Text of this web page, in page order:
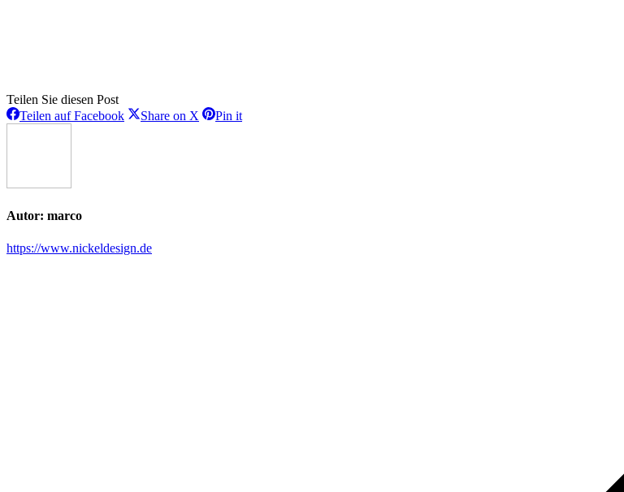
Teilen Sie diesen Post
Teilen auf FacebookTeilenShare on X TeilenPin itTeilen
Autor: marco
https://www.nickeldesign.de